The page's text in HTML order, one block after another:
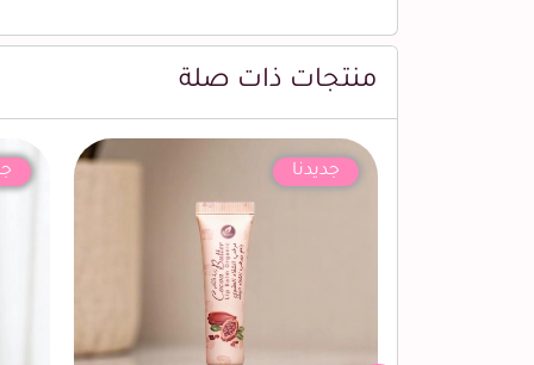
منتجات ذات صلة
جديدنا